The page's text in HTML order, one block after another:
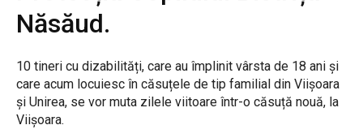
Năsăud.
10 tineri cu dizabilități, care au împlinit vârsta de 18 ani și
care acum locuiesc în căsuțele de tip familial din Viișoara
și Unirea, se vor muta zilele viitoare într-o căsuță nouă, la
Viișoara.